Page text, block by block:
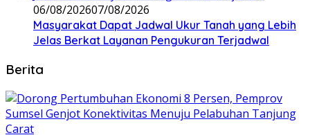
06/08/202607/08/2026
Masyarakat Dapat Jadwal Ukur Tanah yang Lebih
Jelas Berkat Layanan Pengukuran Terjadwal
Berita